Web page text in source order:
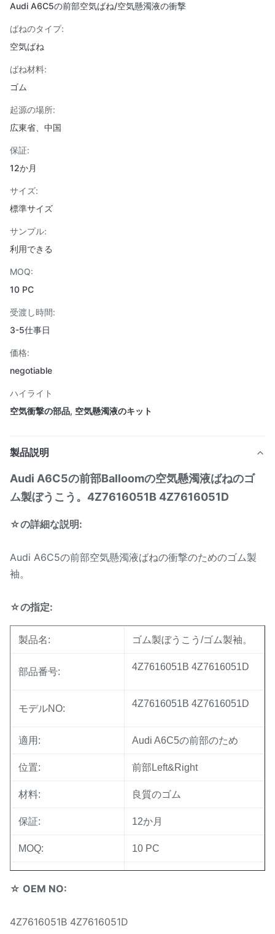
Audi A6C5の前部空気ばね/空気懸濁液の衝撃
ばねのタイプ:
空気ばね
ばね材料:
ゴム
起源の場所:
広東省、中国
保証:
12か月
サイズ:
標準サイズ
サンプル:
利用できる
MOQ:
10 PC
受渡し時間:
3-5仕事日
価格:
negotiable
ハイライト
空気衝撃の部品, 空気懸濁液のキット
製品説明
Audi A6C5の前部Balloomの空気懸濁液ばねのゴ
ム製ぼうこう。4Z7616051B 4Z7616051D
☆の詳細な説明:
Audi A6C5の前部空気懸濁液ばねの衝撃のためのゴム製
袖。
☆の指定:
製品名: ゴム製ぼうこう/ゴム製袖。
部品番号: 4Z7616051B 4Z7616051D
モデルNO: 4Z7616051B 4Z7616051D
適用: Audi A6C5の前部のため
位置: 前部Left&Right
材料: 良質のゴム
保証: 12か月
MOQ: 10 PC
☆ OEM NO:
4Z7616051B 4Z7616051D